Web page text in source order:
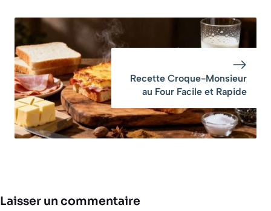
Recette Croque-Monsieur
au Four Facile et Rapide
Laisser un commentaire